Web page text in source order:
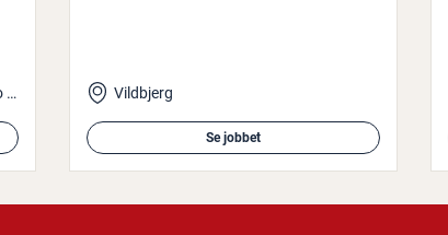
Esbjerg Ø, Herning, Billund, Holstebro eller Ringkøbing Vildbjerg
Se jobbet